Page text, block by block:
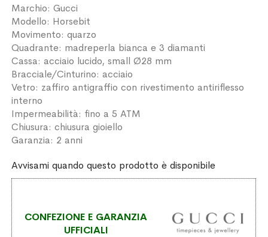
Marchio: Gucci
Modello: Horsebit
Movimento: quarzo
Quadrante: madreperla bianca e 3 diamanti
Cassa: acciaio lucido, small Ø28 mm
Bracciale/Cinturino: acciaio
Vetro: zaffiro antigraffio con rivestimento antiriflesso
interno
Impermeabilità: fino a 5 ATM
Chiusura: chiusura gioiello
Garanzia: 2 anni
Avvisami quando questo prodotto è disponibile
CONFEZIONE E GARANZIA
UFFICIALI